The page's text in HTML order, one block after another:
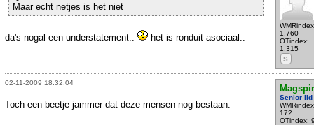
1.760
OTindex:
1.315
S
Maar echt netjes is het niet
da's nogal een understatement.. het is ronduit asociaal..
02-11-2009 18:32:04
Senior lid
172
OTindex:
Toch een beetje jammer dat deze mensen nog bestaan.